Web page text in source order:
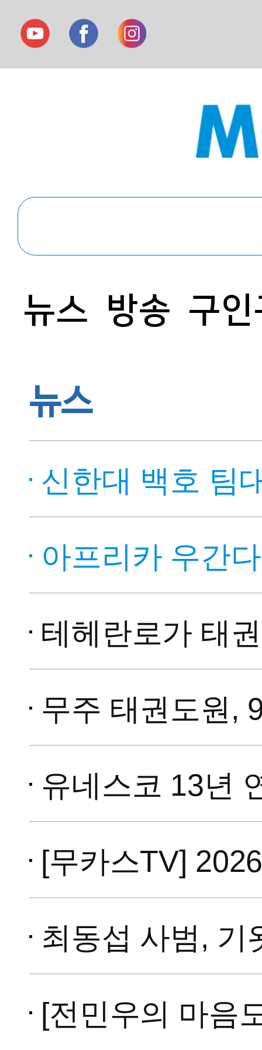
뉴스 방송 구
뉴스
신한대 백호 팀대항 우
아프리카 우간다, 세계태권
테헤란로가 태권도로…
무주 태권도원, 9월 4일
유네스코 13년 연속 후원…
[무카스TV] 2026
최동섭 사범, 기왓장 16
[전민우의 마음도장] 국기원으로